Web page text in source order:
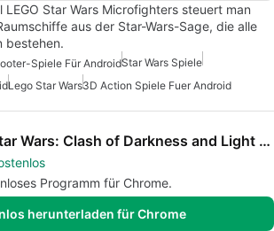
Star Wars Microfighters steuert man
aus der Star-Wars-Sage, die alle
bestehen.
Spiele Für AndroidStar Wars Spiele
Lego Star Wars3D Action Spiele Fuer Android
LEGO Star Wars: Clash of Darkness and Light Live Wallpaper
Programm für Chrome.
herunterladen für Chrome